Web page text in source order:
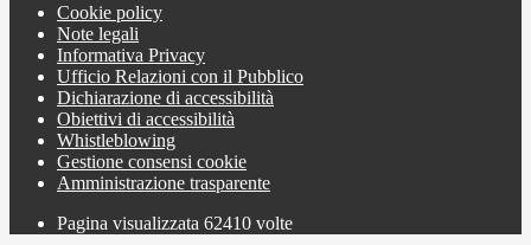
Cookie policy
Note legali
Informativa Privacy
Ufficio Relazioni con il Pubblico
Dichiarazione di accessibilità
Obiettivi di accessibilità
Whistleblowing
Gestione consensi cookie
Amministrazione trasparente
Pagina visualizzata 62410 volte